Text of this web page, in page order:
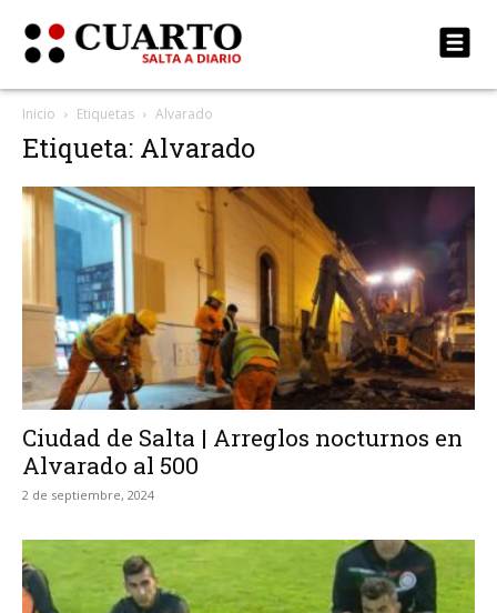
Inicio Etiquetas Alvarado
Etiqueta: Alvarado
Ciudad de Salta | Arreglos nocturnos en
Alvarado al 500
2 de septiembre, 2024